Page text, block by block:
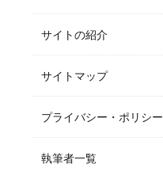
サイトの紹介
サイトマップ
プライバシー・ポリシー
執筆者一覧